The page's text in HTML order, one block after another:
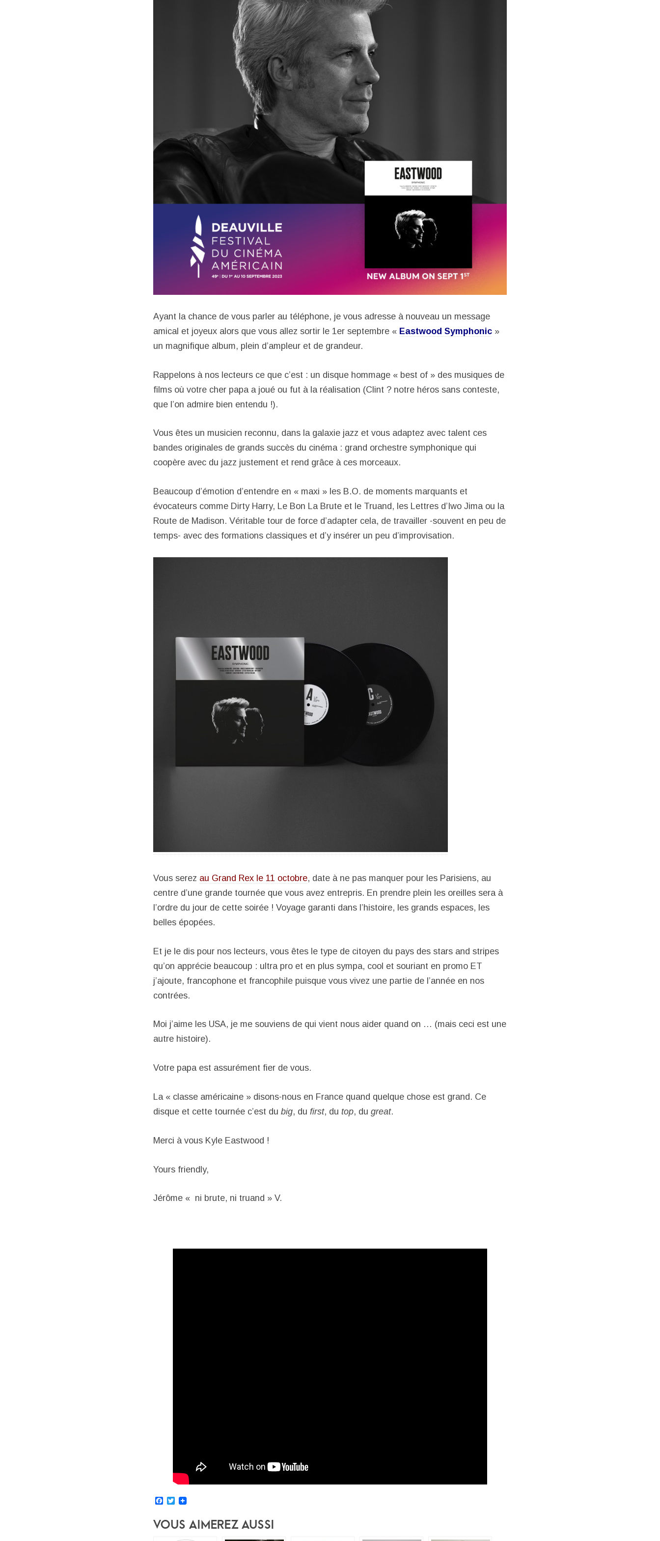
Ayant la chance de vous parler au téléphone, je vous adresse à nouveau un message
amical et joyeux alors que vous allez sortir le 1er septembre « Eastwood Symphonic »
un magnifique album, plein d’ampleur et de grandeur.
Rappelons à nos lecteurs ce que c’est : un disque hommage « best of » des musiques de
films où votre cher papa a joué ou fut à la réalisation (Clint ? notre héros sans conteste,
que l’on admire bien entendu !).
Vous êtes un musicien reconnu, dans la galaxie jazz et vous adaptez avec talent ces
bandes originales de grands succès du cinéma : grand orchestre symphonique qui
coopère avec du jazz justement et rend grâce à ces morceaux.
Beaucoup d’émotion d’entendre en « maxi » les B.O. de moments marquants et
évocateurs comme Dirty Harry, Le Bon La Brute et le Truand, les Lettres d’Iwo Jima ou la
Route de Madison. Véritable tour de force d’adapter cela, de travailler -souvent en peu de
temps- avec des formations classiques et d’y insérer un peu d’improvisation.
Vous serez au Grand Rex le 11 octobre, date à ne pas manquer pour les Parisiens, au
centre d’une grande tournée que vous avez entrepris. En prendre plein les oreilles sera à
l’ordre du jour de cette soirée ! Voyage garanti dans l’histoire, les grands espaces, les
belles épopées.
Et je le dis pour nos lecteurs, vous êtes le type de citoyen du pays des stars and stripes
qu’on apprécie beaucoup : ultra pro et en plus sympa, cool et souriant en promo ET
j’ajoute, francophone et francophile puisque vous vivez une partie de l’année en nos
contrées.
Moi j’aime les USA, je me souviens de qui vient nous aider quand on … (mais ceci est une
autre histoire).
Votre papa est assurément fier de vous.
La « classe américaine » disons-nous en France quand quelque chose est grand. Ce
disque et cette tournée c’est du big, du first, du top, du great.
Merci à vous Kyle Eastwood !
Yours friendly,
Jérôme « ni brute, ni truand » V.
Facebook
Twitter
Vous Aimerez Aussi